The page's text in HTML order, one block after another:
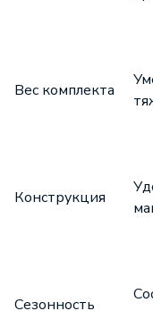
Вес комплекта
Конструкция
Сезонность